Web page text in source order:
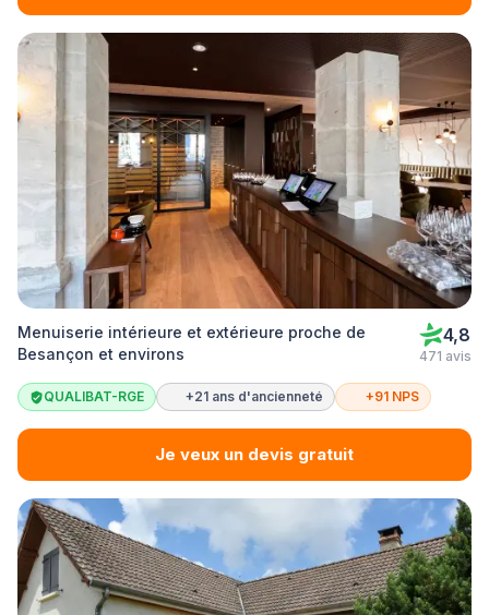
Menuiserie intérieure et extérieure proche de
Besançon et environs
4,8
471 avis
QUALIBAT-RGE +21 ans d'ancienneté +91 NPS
Je veux un devis gratuit